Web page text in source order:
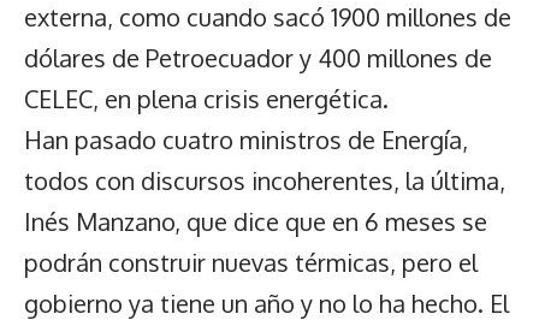
externa, como cuando sacó 1900 millones de
dólares de Petroecuador y 400 millones de
CELEC, en plena crisis energética.
Han pasado cuatro ministros de Energía,
todos con discursos incoherentes, la última,
Inés Manzano, que dice que en 6 meses se
podrán construir nuevas térmicas, pero el
gobierno ya tiene un año y no lo ha hecho. El